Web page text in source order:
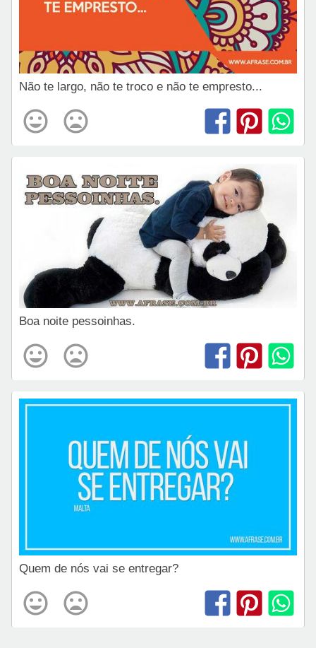
Não te largo, não te troco e não te empresto...
Boa noite pessoinhas.
Quem de nós vai se entregar?